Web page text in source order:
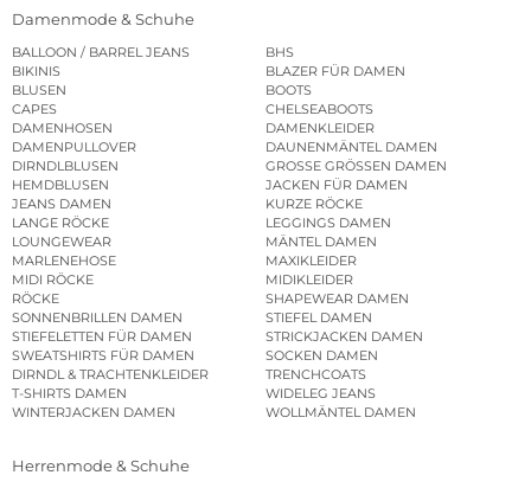
Damenmode & Schuhe
BALLOON / BARREL JEANS
BHS
BIKINIS
BLAZER FÜR DAMEN
BLUSEN
BOOTS
CAPES
CHELSEABOOTS
DAMENHOSEN
DAMENKLEIDER
DAMENPULLOVER
DAUNENMÄNTEL DAMEN
DIRNDLBLUSEN
GROSSE GRÖSSEN DAMEN
HEMDBLUSEN
JACKEN FÜR DAMEN
JEANS DAMEN
KURZE RÖCKE
LANGE RÖCKE
LEGGINGS DAMEN
LOUNGEWEAR
MÄNTEL DAMEN
MARLENEHOSE
MAXIKLEIDER
MIDI RÖCKE
MIDIKLEIDER
RÖCKE
SHAPEWEAR DAMEN
SONNENBRILLEN DAMEN
STIEFEL DAMEN
STIEFELETTEN FÜR DAMEN
STRICKJACKEN DAMEN
SWEATSHIRTS FÜR DAMEN
SOCKEN DAMEN
DIRNDL & TRACHTENKLEIDER
TRENCHCOATS
T-SHIRTS DAMEN
WIDELEG JEANS
WINTERJACKEN DAMEN
WOLLMÄNTEL DAMEN
Herrenmode & Schuhe